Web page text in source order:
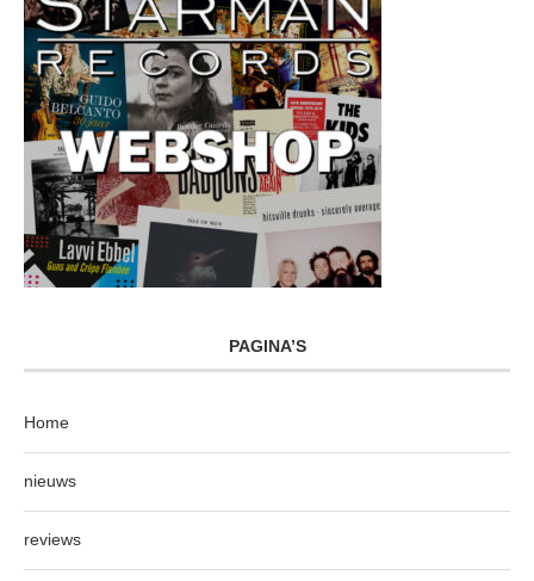
PAGINA’S
Home
nieuws
reviews